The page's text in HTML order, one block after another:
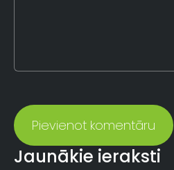
Jaunākie ieraksti